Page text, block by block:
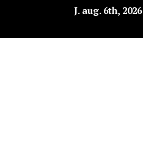
J. aug. 6th, 2026